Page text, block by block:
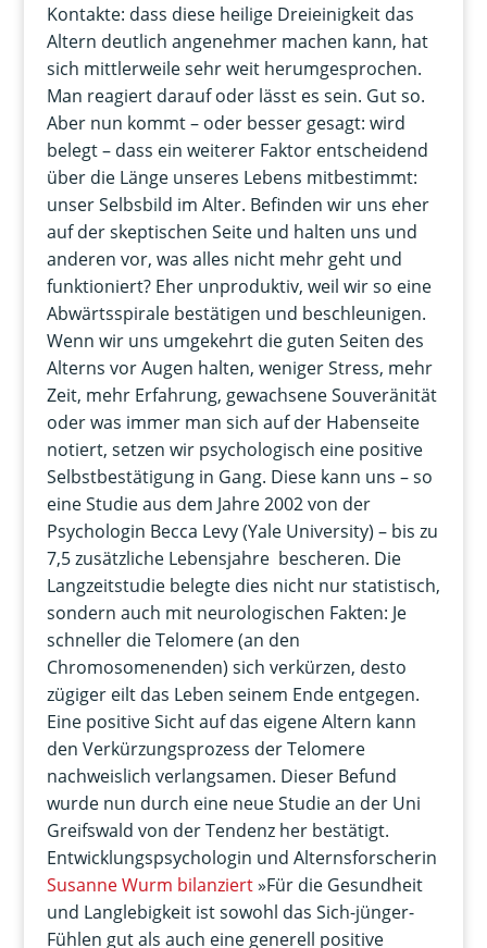
Kontakte: dass diese heilige Dreieinigkeit das
Altern deutlich angenehmer machen kann, hat
sich mittlerweile sehr weit herumgesprochen.
Man reagiert darauf oder lässt es sein. Gut so.
Aber nun kommt – oder besser gesagt: wird
belegt – dass ein weiterer Faktor entscheidend
über die Länge unseres Lebens mitbestimmt:
unser Selbsbild im Alter. Befinden wir uns eher
auf der skeptischen Seite und halten uns und
anderen vor, was alles nicht mehr geht und
funktioniert? Eher unproduktiv, weil wir so eine
Abwärtsspirale bestätigen und beschleunigen.
Wenn wir uns umgekehrt die guten Seiten des
Alterns vor Augen halten, weniger Stress, mehr
Zeit, mehr Erfahrung, gewachsene Souveränität
oder was immer man sich auf der Habenseite
notiert, setzen wir psychologisch eine positive
Selbstbestätigung in Gang. Diese kann uns – so
eine Studie aus dem Jahre 2002 von der
Psychologin Becca Levy (Yale University) – bis zu
7,5 zusätzliche Lebensjahre bescheren. Die
Langzeitstudie belegte dies nicht nur statistisch,
sondern auch mit neurologischen Fakten: Je
schneller die Telomere (an den
Chromosomenenden) sich verkürzen, desto
zügiger eilt das Leben seinem Ende entgegen.
Eine positive Sicht auf das eigene Altern kann
den Verkürzungsprozess der Telomere
nachweislich verlangsamen. Dieser Befund
wurde nun durch eine neue Studie an der Uni
Greifswald von der Tendenz her bestätigt.
Entwicklungspsychologin und Alternsforscherin
Susanne Wurm bilanziert»Für die Gesundheit
und Langlebigkeit ist sowohl das Sich-jünger-
Fühlen gut als auch eine generell positive